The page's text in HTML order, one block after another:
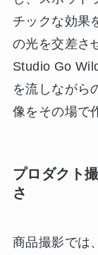
チックな効果
の光を交差さ
Studio Go
を流しながら
像をその場で
プロダクト
さ
商品撮影では